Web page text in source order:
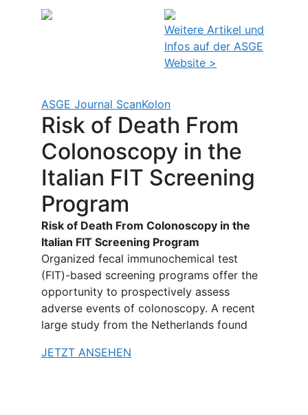
Weitere Artikel und
Infos auf der ASGE
Website >
ASGE Journal ScanKolon
Risk of Death From
Colonoscopy in the
Italian FIT Screening
Program
Risk of Death From Colonoscopy in the
Italian FIT Screening Program
Organized fecal immunochemical test
(FIT)-based screening programs offer the
opportunity to prospectively assess
adverse events of colonoscopy. A recent
large study from the Netherlands found
JETZT ANSEHEN